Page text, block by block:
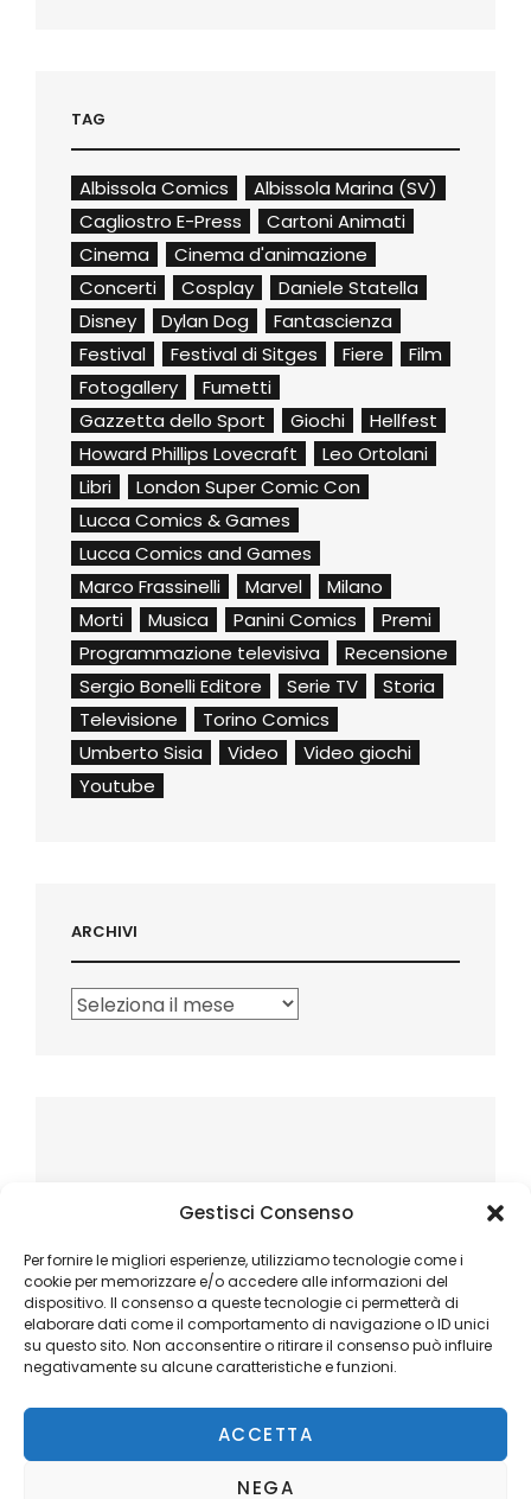
Gestisci Consenso
Per fornire le migliori esperienze, utilizziamo tecnologie come i
cookie per memorizzare e/o accedere alle informazioni del
dispositivo. Il consenso a queste tecnologie ci permetterà di
elaborare dati come il comportamento di navigazione o ID unici
su questo sito. Non acconsentire o ritirare il consenso può influire
negativamente su alcune caratteristiche e funzioni.
ACCETTA
NEGA
TAG
Albissola Comics
Albissola Marina (SV)
Cagliostro E-Press
Cartoni Animati
Cinema
Cinema d'animazione
Concerti
Cosplay
Daniele Statella
Disney
Dylan Dog
Fantascienza
Festival
Festival di Sitges Fiere
Film
Fotogallery
Fumetti
Gazzetta dello Sport
Giochi
Hellfest
Howard Phillips Lovecraft
Leo Ortolani
Libri
London Super Comic Con
Lucca Comics & Games
Lucca Comics and Games
Marco Frassinelli
Marvel
Milano
Morti
Musica Panini Comics
Premi
Programmazione televisiva
Recensione
Sergio Bonelli Editore
Serie TV
Storia
Televisione
Torino Comics
Umberto Sisia
Video
Video giochi
Youtube
ARCHIVI
Archivi